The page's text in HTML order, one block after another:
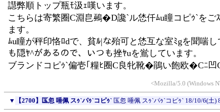
譿弊順トップ瓶ﾓ汲ｪ嘆います。
こちらは寄繁圈C淵皀鵐�D讒`ル恷仟ﾑu瞳コピｩ`をご
ます。
ﾑu瞳が秤印恪ﾛdで、貧ﾙ|な殆可と恷互な室ﾐgを聞喘
も隠ﾔ^があるので、いつも挫ﾔuを鴬しています。
ブランドコピｩ`偏壱｢糧ﾋ圈C良牝靴�鵑い飽欧�Cﾆ凹
<Mozilla/5.0 (Windows
▼ 【2700】匤忽 唾佩 スｩ`パｩ`コピｩ` 匤忽 唾佩 スｩ`パｩ`コピｩ` 18/10/6(土)